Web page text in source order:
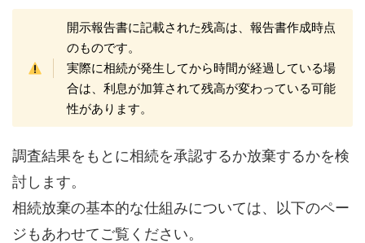
開示報告書に記載された残高は、報告書作成時点
のものです。
実際に相続が発生してから時間が経過している場
合は、利息が加算されて残高が変わっている可能
性があります。
調査結果をもとに相続を承認するか放棄するかを検
討します。
相続放棄の基本的な仕組みについては、以下のペー
ジもあわせてご覧ください。